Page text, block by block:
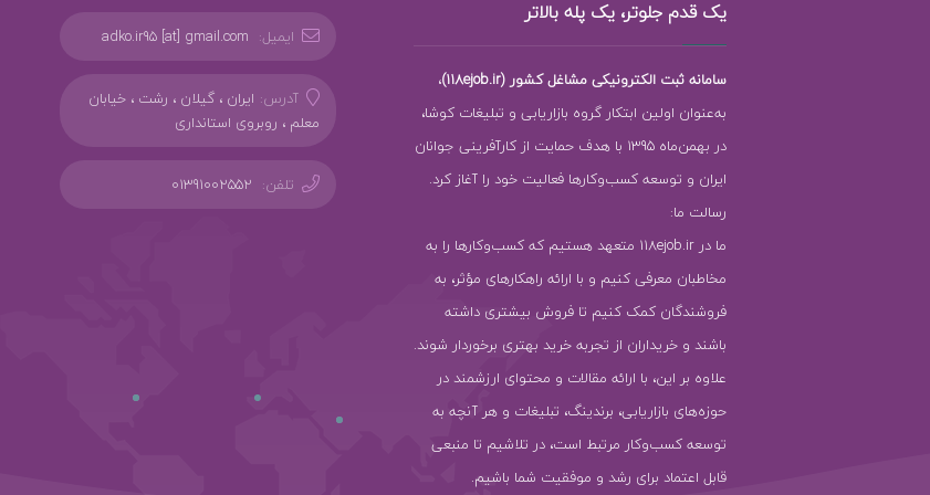
یک قدم جلوتر، یک پله بالاتر
سامانه ثبت الکترونیکی مشاغل کشور (118ejob.ir)
،
به‌عنوان اولین ابتکار گروه بازاریابی و تبلیغات کوشا،
در بهمن‌ماه 1395 با هدف حمایت از کارآفرینی جوانان
ایران و توسعه کسب‌وکارها فعالیت خود را آغاز کرد.
رسالت ما:
ما در 118ejob.ir متعهد هستیم که کسب‌وکارها را به
مخاطبان معرفی کنیم و با ارائه راهکارهای مؤثر، به
فروشندگان کمک کنیم تا فروش بیشتری داشته
باشند و خریداران از تجربه خرید بهتری برخوردار شوند.
علاوه بر این، با ارائه مقالات و محتوای ارزشمند در
حوزه‌های بازاریابی، برندینگ، تبلیغات و هر آنچه به
توسعه کسب‌وکار مرتبط است، در تلاشیم تا منبعی
قابل اعتماد برای رشد و موفقیت شما باشیم.
ایمیل: adko.ir95 [at] gmail.com
آدرس: ایران ، گیلان ، رشت ، خیابان
معلم ، روبروی استانداری
تلفن: 01391002552